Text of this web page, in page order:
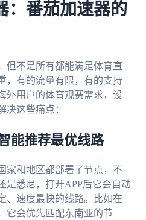
：番茄加速器的
但不是所有都能满足体育直
有的流量有限，有的支持
外用户的体育观赛需求，设
决这些痛点：
能推荐最优线路
家和地区都部署了节点，不
是悉尼，打开APP后它会自动
、速度最快的线路。比如在
它会优先匹配东南亚的节